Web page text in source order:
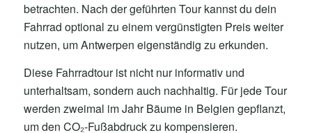
betrachten. Nach der geführten Tour kannst du dein
Fahrrad optional zu einem vergünstigten Preis weiter
nutzen, um Antwerpen eigenständig zu erkunden.
Diese Fahrradtour ist nicht nur informativ und
unterhaltsam, sondern auch nachhaltig. Für jede Tour
werden zweimal im Jahr Bäume in Belgien gepflanzt,
um den CO₂-Fußabdruck zu kompensieren.